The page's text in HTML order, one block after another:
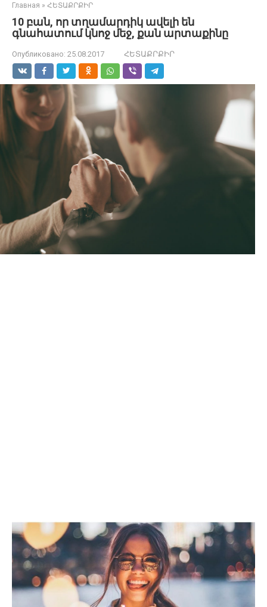
Главная » ՀԵՏԱՔՐՔԻՐ
10 բան, որ տղամարդիկ ավելի են
գնահատում կնոջ մեջ, քան արտաքինը
Опубликовано: 25.08.2017 ՀԵՏԱՔՐՔԻՐ